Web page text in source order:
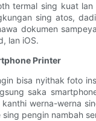
termal sing kuat
sing atos,
dokumen
lan iOS.
Printer
bisa nyithak foto
saka
werna-werna
pengin nambah